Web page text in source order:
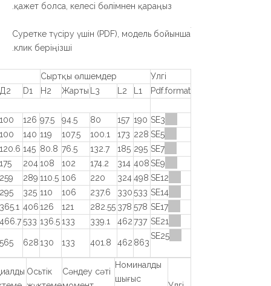
қажет болса, келесі бөлімнен қараңыз.
Суретке түсіру үшін (PDF), модель бойынша
клик беріңізші.
Улгі
Сыртқы өлшемдер
Pdf.format
L1
L2
L3
Жарты
Н2
D1
Д2
SE3
190
157
80
94.5
97.5
126
100
SE5
228
173
100.1
107.5
119
140
100
SE7
295
185
132.7
76.5
80.8
145
120.6
SE9
408
314
174.2
102
108
204
175
SE12
498
324
220
106
110.5
289
259
SE14
533
330
237.6
106
110
325
295
SE17
578
378
282.55
121
126
406
365.1
SE21
737
462
339.1
133
136.5
533
466.7
SE25
863
462
401.8
133
130
628
565
Номиналды
шығыс
Сәндеу сәті
Осьтік